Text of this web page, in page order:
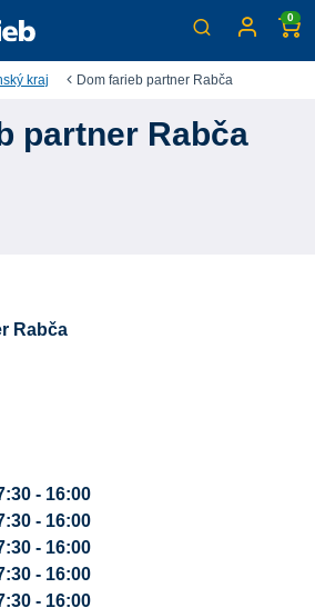
0
kraj Dom farieb partner Rabča
partner Rabča
Rabča
- 16:00
- 16:00
- 16:00
- 16:00
- 16:00